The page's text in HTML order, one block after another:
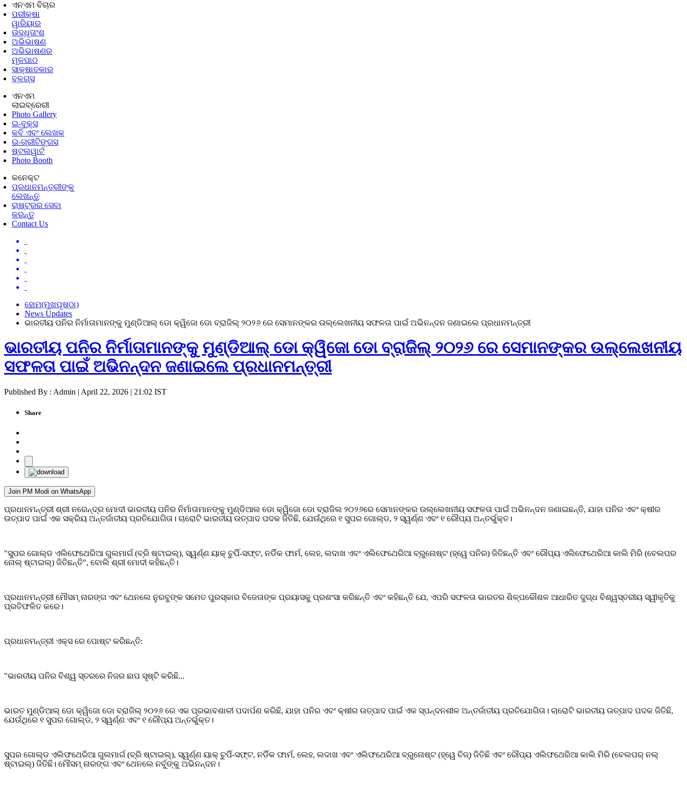
ଏନଏମ ବିଚାର
ପରୀକ୍ଷା
ୱାରିୟାର
ଉଦ୍ଧୃତାଂଶ
ଅଭିଭାଷଣ
ଅଭିଭାଷଣର
ମୂଳପାଠ
ସାକ୍ଷାତକାର
ବ୍ଳଗ୍ସ
ଏନଏମ
ଲାଇବ୍ରେରୀ
Photo Gallery
ଇ-ବୁକ୍ସ
କବି ଏବଂ ଲେଖକ
ଇ-ଗ୍ରୀଟିଙ୍ଗସ
ଷ୍ଟଲୱାର୍ଟ
Photo Booth
କନେକ୍ଟ
ପ୍ରଧାନମନ୍ତ୍ରୀଙ୍କୁ
ଲେଖନ୍ତୁ
ରାଷ୍ଟ୍ରର ସେବା
କରନ୍ତୁ
Contact Us
ହୋମ(ମୁଖପୃଷ୍ଠା)
News Updates
ଭାରତୀୟ ପନିର ନିର୍ମାତାମାନଙ୍କୁ ମୁଣ୍ଡିଆଲ୍ ଡୋ କ୍ୱିଜୋ ଡୋ ବ୍ରାଜିଲ୍ ୨୦୨୬ ରେ ସେମାନଙ୍କର ଉଲ୍ଲେଖନୀୟ ସଫଳତା ପାଇଁ ଅଭିନନ୍ଦନ ଜଣାଇଲେ ପ୍ରଧାନମନ୍ତ୍ରୀ
ଭାରତୀୟ ପନିର ନିର୍ମାତାମାନଙ୍କୁ ମୁଣ୍ଡିଆଲ୍ ଡୋ କ୍ୱିଜୋ ଡୋ ବ୍ରାଜିଲ୍ ୨୦୨୬ ରେ ସେମାନଙ୍କର ଉଲ୍ଲେଖନୀୟ
ସଫଳତା ପାଇଁ ଅଭିନନ୍ଦନ ଜଣାଇଲେ ପ୍ରଧାନମନ୍ତ୍ରୀ
Published By : Admin | April 22, 2026 | 21:02 IST
Share
Join PM Modi on WhatsApp
ପ୍ରଧାନମନ୍ତ୍ରୀ ଶ୍ରୀ ନରେନ୍ଦ୍ର ମୋଦୀ ଭାରତୀୟ ପନିର ନିର୍ମାତାମାନଙ୍କୁ ମୁଣ୍ଡିଆଲ ଡୋ କ୍ୱିଜୋ ଡୋ ବ୍ରାଜିଲ ୨୦୨୬ରେ ସେମାନଙ୍କର ଉଲ୍ଲେଖନୀୟ ସଫଳତା ପାଇଁ ଅଭିନନ୍ଦନ ଜଣାଇଛନ୍ତି, ଯାହା ପନିର ଏବଂ କ୍ଷୀର
ଉତ୍ପାଦ ପାଇଁ ଏକ ସକ୍ରିୟ ଅନ୍ତର୍ଜାତୀୟ ପ୍ରତିଯୋଗିତା। ଚାରୋଟି ଭାରତୀୟ ଉତ୍ପାଦ ପଦକ ଜିତିଛି, ଯେଉଁଥିରେ ୧ ସୁପର ଗୋଲ୍ଡ, ୨ ସ୍ୱର୍ଣ୍ଣ ଏବଂ ୧ ରୌପ୍ୟ ଅନ୍ତର୍ଭୁକ୍ତ।
"ସୁପର ଗୋଲ୍ଡ ଏଲିଫେଥେରିଆ ଗୁଲମାର୍ଗ (ବ୍ରି ଷ୍ଟାଇଲ୍), ସ୍ୱର୍ଣ୍ଣ ୟାକ୍ ଚୁର୍ପି-ସଫ୍ଟ, ନର୍ଡିକ ଫାର୍ମ, ଲେହ, ଲଦାଖ ଏବଂ ଏଲିଫେଥେରିଆ ବ୍ରୁନୋଷ୍ଟ (ହ୍ୱେ ପନିର) ଜିତିଛନ୍ତି ଏବଂ ରୌପ୍ୟ ଏଲିଫେଥେରିଆ କାଲି ମିରି (ବେଲପର
ନୋଲ୍ ଷ୍ଟାଇଲ୍) ଜିତିଛନ୍ତି", ବୋଲି ଶ୍ରୀ ମୋଦୀ କହିଛନ୍ତି।
ପ୍ରଧାନମନ୍ତ୍ରୀ ମୌସମ୍ ନାରଙ୍ଗ ଏବଂ ଥେନଲେ ନୁରବୁଙ୍କ ସମେତ ପୁରସ୍କାର ବିଜେତାଙ୍କ ପ୍ରୟାସକୁ ପ୍ରଶଂସା କରିଛନ୍ତି ଏବଂ କହିଛନ୍ତି ଯେ, ଏପରି ସଫଳତା ଭାରତର ଶିଳ୍ପକୌଶଳ ଆଧାରିତ ଦୁଗ୍ଧ ବିଶ୍ୱସ୍ତରୀୟ ସ୍ୱୀକୃତିକୁ
ପ୍ରତିଫଳିତ କରେ।
ପ୍ରଧାନମନ୍ତ୍ରୀ ଏକ୍ସ ରେ ପୋଷ୍ଟ କରିଛନ୍ତି:
"ଭାରତୀୟ ପନିର ବିଶ୍ୱ ସ୍ତରରେ ନିଜର ଛାପ ସୃଷ୍ଟି କରିଛି...
ଭାରତ ମୁଣ୍ଡିଆଲ୍ ଡୋ କ୍ୱିଜୋ ଡୋ ବ୍ରାଜିଲ୍ ୨୦୨୬ ରେ ଏକ ପ୍ରଭାବଶାଳୀ ପଦାର୍ପଣ କରିଛି, ଯାହା ପନିର ଏବଂ କ୍ଷୀର ଉତ୍ପାଦ ପାଇଁ ଏକ ସ୍ପନ୍ଦନଶୀଳ ଅନ୍ତର୍ଜାତୀୟ ପ୍ରତିଯୋଗିତା। ଚାରୋଟି ଭାରତୀୟ ଉତ୍ପାଦ ପଦକ ଜିତିଛି,
ଯେଉଁଥିରେ ୧ ସୁପର ଗୋଲ୍ଡ, ୨ ସ୍ୱର୍ଣ୍ଣ ଏବଂ ୧ ରୌପ୍ୟ ଅନ୍ତର୍ଭୁକ୍ତ।
ସୁପର ଗୋଲ୍ଡ ଏଲିଫଥେରିଆ ଗୁଲମାର୍ଗ (ବ୍ରି ଷ୍ଟାଇଲ୍), ସ୍ୱର୍ଣ୍ଣ ୟାକ୍ ଚୁର୍ପି-ସଫ୍ଟ, ନର୍ଡିକ ଫାର୍ମ, ଲେହ, ଲଦାଖ ଏବଂ ଏଲିଫଥେରିଆ ବ୍ରୁନୋଷ୍ଟ (ହ୍ୱେ ଚିଜ୍) ଜିତିଛି ଏବଂ ରୌପ୍ୟ ଏଲିଫଥେରିଆ କାଲି ମିରି (ବେଲପର୍ ନଲ୍
ଷ୍ଟାଇଲ୍) ଜିତିଛି। ମୌସମ୍ ନାରଙ୍ଗ ଏବଂ ଥେନଲେ ନର୍ବୁଙ୍କୁ ଅଭିନନ୍ଦନ।